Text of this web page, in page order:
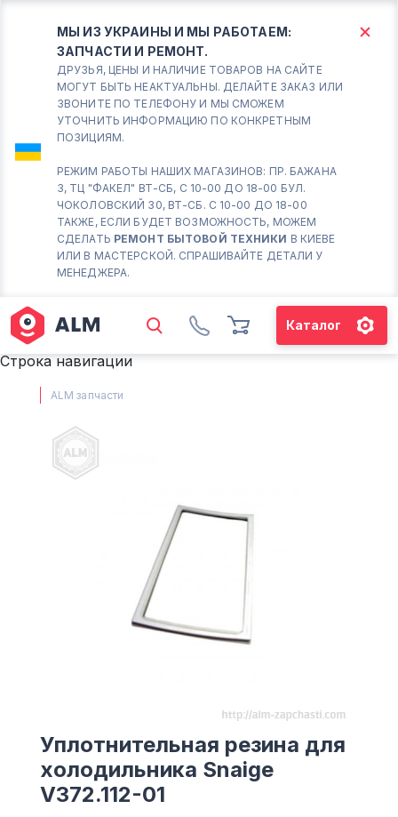
МЫ ИЗ УКРАИНЫ И МЫ РАБОТАЕМ:
ЗАПЧАСТИ И РЕМОНТ.
ДРУЗЬЯ, ЦЕНЫ И НАЛИЧИЕ ТОВАРОВ НА САЙТЕ
МОГУТ БЫТЬ НЕАКТУАЛЬНЫ. ДЕЛАЙТЕ ЗАКАЗ ИЛИ
ЗВОНИТЕ ПО ТЕЛЕФОНУ И МЫ СМОЖЕМ
УТОЧНИТЬ ИНФОРМАЦИЮ ПО КОНКРЕТНЫМ
ПОЗИЦИЯМ.
РЕЖИМ РАБОТЫ НАШИХ МАГАЗИНОВ: ПР. БАЖАНА
3, ТЦ "ФАКЕЛ" ВТ-СБ, С 10-00 ДО 18-00 БУЛ.
ЧОКОЛОВСКИЙ 30, ВТ-СБ. С 10-00 ДО 18-00
ТАКЖЕ, ЕСЛИ БУДЕТ ВОЗМОЖНОСТЬ, МОЖЕМ
СДЕЛАТЬ РЕМОНТ БЫТОВОЙ ТЕХНИКИ В КИЕВЕ
ИЛИ В МАСТЕРСКОЙ. СПРАШИВАЙТЕ ДЕТАЛИ У
МЕНЕДЖЕРА.
Каталог
КИЕВ БОРИСПОЛЬ
Вт.- Сб.
10:00 - 18:00
Соломенский район - ВТ-
СБ. с 10-00 до 18-00
(098) 672 76 42
(063) 722 37 14
М. ХАРЬКОВСКАЯ - ВТ-СБ, С
10-00 ДО 18-00
(063) 527 27 00
Строка навигации
ALM запчасти
Уплотнительная резина для
холодильника Snaige
V372.112-01